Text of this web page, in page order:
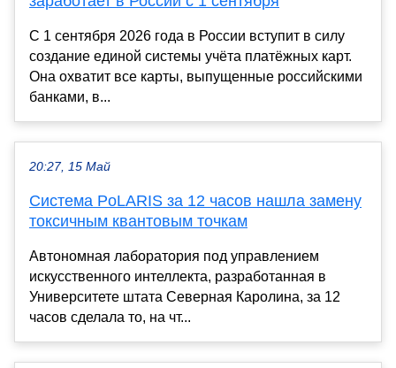
С 1 сентября 2026 года в России вступит в силу
создание единой системы учёта платёжных карт.
Она охватит все карты, выпущенные российскими
банками, в...
20:27, 15 Май
Система PoLARIS за 12 часов нашла замену
токсичным квантовым точкам
Автономная лаборатория под управлением
искусственного интеллекта, разработанная в
Университете штата Северная Каролина, за 12
часов сделала то, на чт...